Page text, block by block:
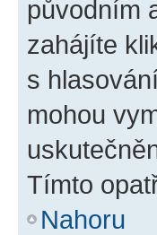
původním
zahájíte
s
mohou
Tímto
Nahoru